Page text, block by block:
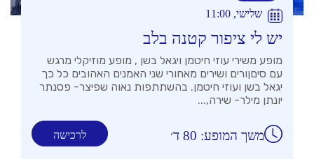
שלישי, 11:00
יש לי ציפור קטנה בלב
מופע משירי עוזי חיטמן ויגאל בשן , מופע מוזיקלי מרגש
עם סיםןורים ושירים מאחורי שני האמנים האהובים כל כך
יגאל בשן ועוזי חיטמן. בהשתתפות נאוה שפיצר- פסנתר
יונתן מילר- שירה,...
לרכישה משך המופע: 80 ד׳